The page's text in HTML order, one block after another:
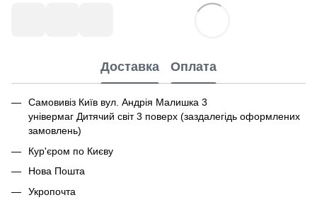
Доставка Оплата
Самовивіз Київ вул. Андрія Малишка 3
універмаг Дитячий світ 3 поверх (заздалегідь оформлених
замовлень)
Кур'єром по Києву
Нова Пошта
Укропочта